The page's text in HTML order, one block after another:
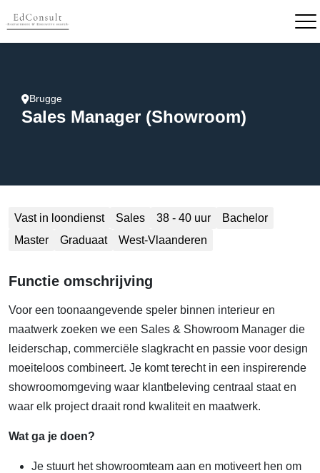
Brugge
Sales Manager (Showroom)
Vast in loondienst Sales 38 - 40 uur
Bachelor
Master
Graduaat West-Vlaanderen
Functie omschrijving
Voor een toonaangevende speler binnen interieur en
maatwerk zoeken we een Sales & Showroom Manager die
leiderschap, commerciële slagkracht en passie voor design
moeiteloos combineert. Je komt terecht in een inspirerende
showroomomgeving waar klantbeleving centraal staat en
waar elk project draait rond kwaliteit en maatwerk.
Wat ga je doen?
Je stuurt het showroomteam aan en motiveert hen om